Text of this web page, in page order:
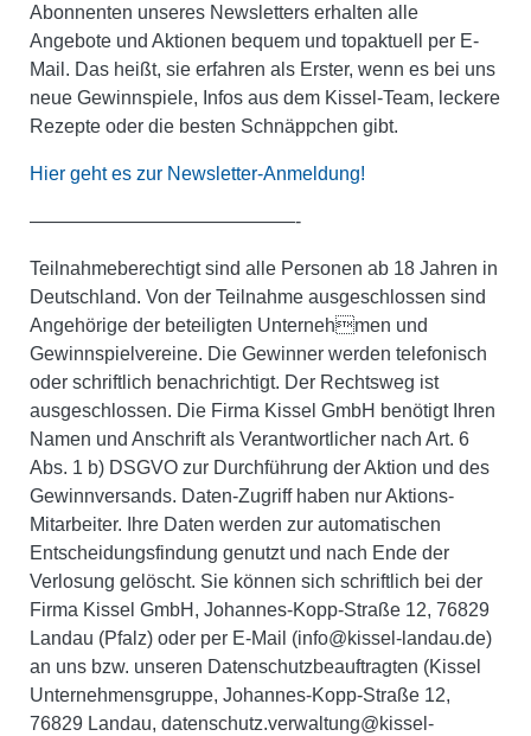
Abonnenten unseres Newsletters erhalten alle
Angebote und Aktionen bequem und topaktuell per E-
Mail. Das heißt, sie erfahren als Erster, wenn es bei uns
neue Gewinnspiele, Infos aus dem Kissel-Team, leckere
Rezepte oder die besten Schnäppchen gibt.
Hier geht es zur Newsletter-Anmeldung!
——————————————-
Teilnahmeberechtigt sind alle Personen ab 18 Jahren in
Deutschland. Von der Teilnahme ausgeschlossen sind
Angehörige der beteiligten Unternehmen und
Gewinnspielvereine. Die Gewinner werden telefonisch
oder schriftlich benachrichtigt. Der Rechtsweg ist
ausgeschlossen. Die Firma Kissel GmbH benötigt Ihren
Namen und Anschrift als Verantwortlicher nach Art. 6
Abs. 1 b) DSGVO zur Durchführung der Aktion und des
Gewinnversands. Daten-Zugriff haben nur Aktions-
Mitarbeiter. Ihre Daten werden zur automatischen
Entscheidungsfindung genutzt und nach Ende der
Verlosung gelöscht. Sie können sich schriftlich bei der
Firma Kissel GmbH, Johannes-Kopp-Straße 12, 76829
Landau (Pfalz) oder per E-Mail (info@kissel-landau.de)
an uns bzw. unseren Datenschutzbeauftragten (Kissel
Unternehmensgruppe, Johannes-Kopp-Straße 12,
76829 Landau, datenschutz.verwaltung@kissel-